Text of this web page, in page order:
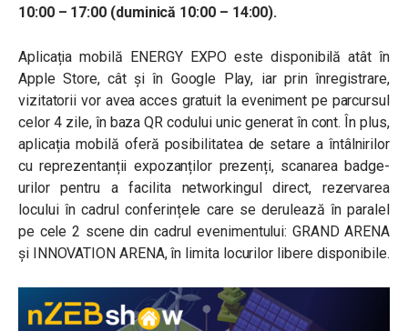
10:00 – 17:00 (duminică 10:00 – 14:00).
Aplicația mobilă ENERGY EXPO este disponibilă atât în
Apple Store, cât și în Google Play, iar prin înregistrare,
vizitatorii vor avea acces gratuit la eveniment pe parcursul
celor 4 zile, în baza QR codului unic generat în cont. În plus,
aplicația mobilă oferă posibilitatea de setare a întâlnirilor
cu reprezentanții expozanților prezenți, scanarea badge-
urilor pentru a facilita networkingul direct, rezervarea
locului în cadrul conferințele care se derulează în paralel
pe cele 2 scene din cadrul evenimentului: GRAND ARENA
și INNOVATION ARENA, în limita locurilor libere disponibile.